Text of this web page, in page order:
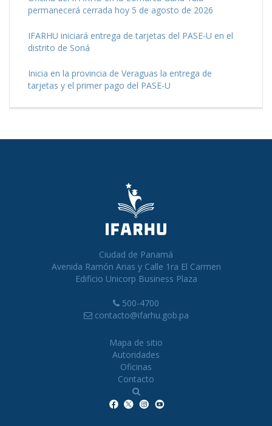
permanecerá cerrada hoy 5 de agosto de 2026
IFARHU iniciará entrega de tarjetas del PASE-U en el
distrito de Soná
Inicia en la provincia de Veraguas la entrega de
tarjetas y el primer pago del PASE-U
Ciudad de Panamá
Avenida Ramón Arias y Calle 1ra El Carmen
Edificio Unicorp Business Plaza
500-4700
contacto@ifarhu.gob.pa
Mapa de sitio
Autoridades
Oficinas
Contacto